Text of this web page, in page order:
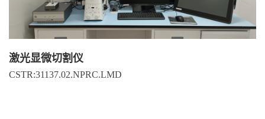
激光显微切割仪
CSTR:31137.02.NPRC.LMD